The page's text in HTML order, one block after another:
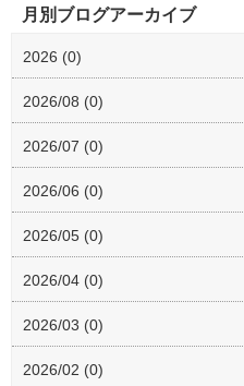
月別ブログアーカイブ
2026 (0)
2026/08 (0)
2026/07 (0)
2026/06 (0)
2026/05 (0)
2026/04 (0)
2026/03 (0)
2026/02 (0)